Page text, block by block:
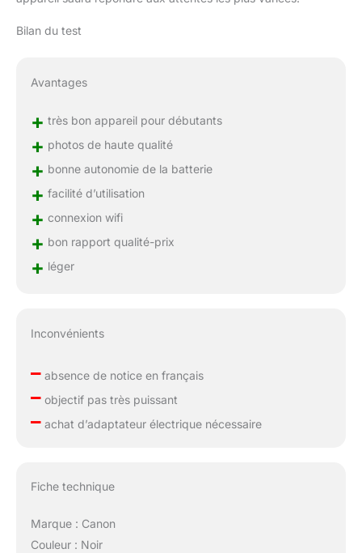
Bilan du test
Avantages
+ très bon appareil pour débutants
+ photos de haute qualité
+ bonne autonomie de la batterie
+ facilité d’utilisation
+ connexion wifi
+ bon rapport qualité-prix
+ léger
Inconvénients
–absence de notice en français
–objectif pas très puissant
–achat d’adaptateur électrique nécessaire
Fiche technique
Marque : Canon
Couleur : Noir